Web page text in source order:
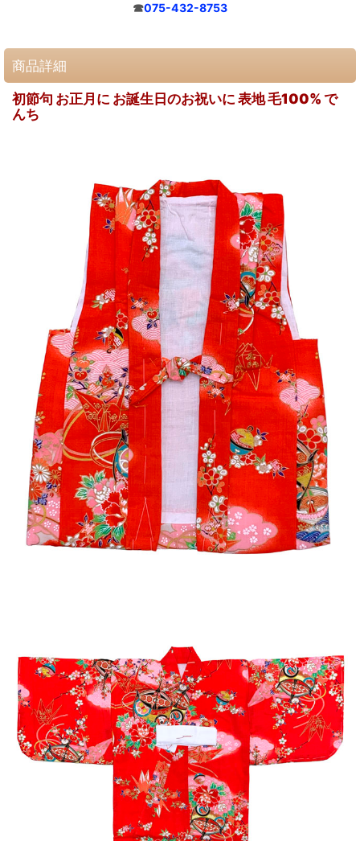
☎075-432-8753
商品詳細
初節句 お正月に お誕生日のお祝いに 表地 毛100% で
んち